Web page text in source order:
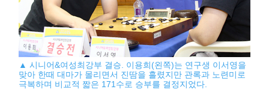
▲ 시니어&여성최강부 결승. 이용희(왼쪽)는 연구생 이서영을
맞아 한때 대마가 몰리면서 진땀을 흘렸지만 관록과 노련미로
극복하며 비교적 짧은 171수로 승부를 결정지었다.